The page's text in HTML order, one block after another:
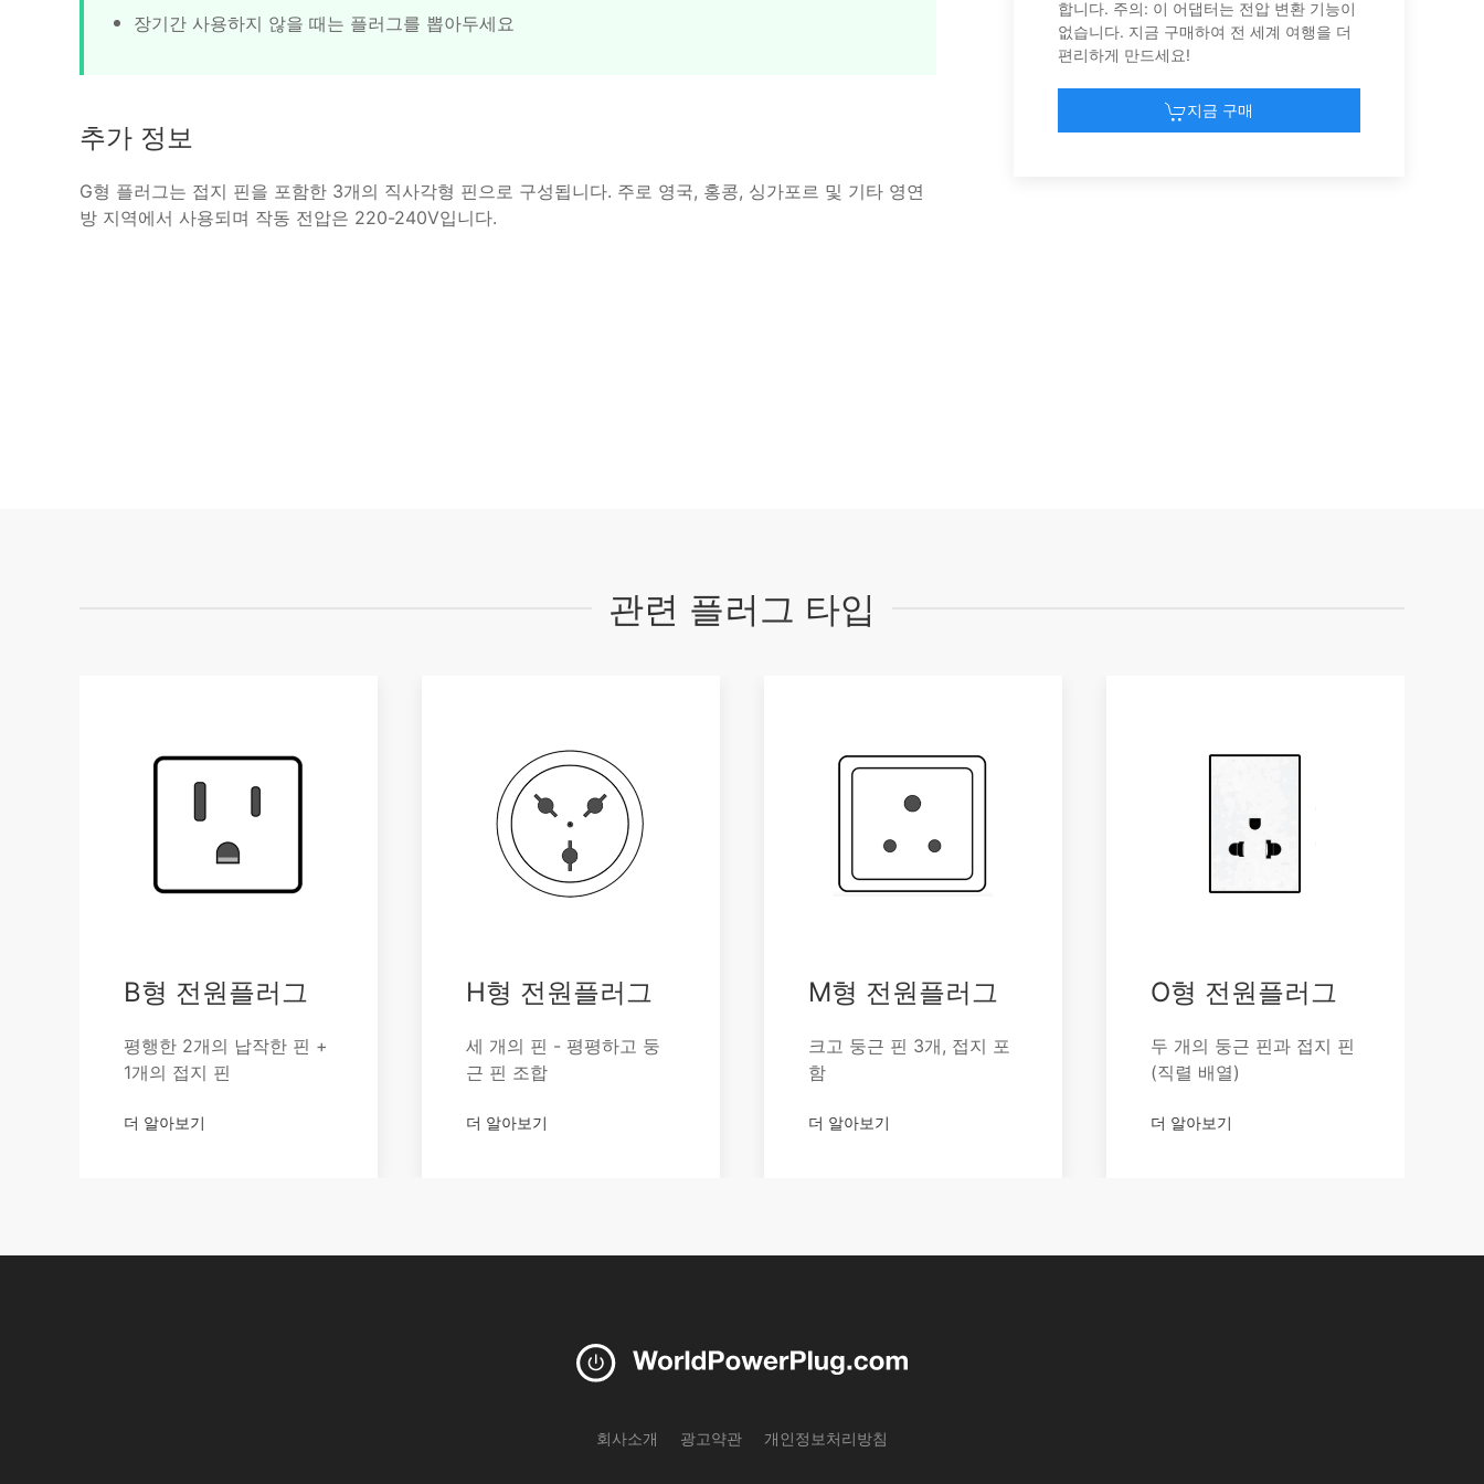
장기간 사용하지 않을 때는 플러그를 뽑아두세요
추가 정보
G형 플러그는 접지 핀을 포함한 3개의 직사각형 핀으로 구성됩니다. 주로 영국, 홍콩, 싱가포르 및 기타 영연
방 지역에서 사용되며 작동 전압은 220-240V입니다.
합니다. 주의: 이 어댑터는 전압 변환 기능이
없습니다. 지금 구매하여 전 세계 여행을 더
편리하게 만드세요!
지금 구매
관련 플러그 타입
B형 전원플러그
평행한 2개의 납작한 핀 +
1개의 접지 핀
더 알아보기
H형 전원플러그
세 개의 핀 - 평평하고 둥
근 핀 조합
더 알아보기
M형 전원플러그
크고 둥근 핀 3개, 접지 포
함
더 알아보기
O형 전원플러그
두 개의 둥근 핀과 접지 핀
(직렬 배열)
더 알아보기
회사소개 광고약관 개인정보처리방침